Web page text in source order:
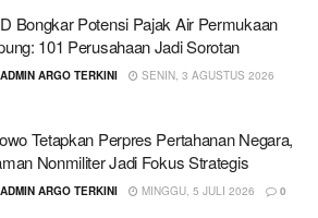
Bongkar Potensi Pajak Air Permukaan
101 Perusahaan Jadi Sorotan
ADMIN ARGO TERKINI
SENIN, 3 AGUSTUS 2026
Tetapkan Perpres Pertahanan Negara,
Nonmiliter Jadi Fokus Strategis
ADMIN ARGO TERKINI MINGGU, 5 JULI 2026 0